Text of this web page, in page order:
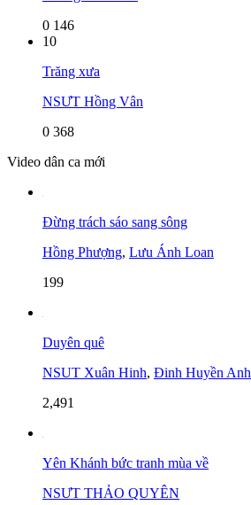
0 146
10
Trăng xưa
NSƯT Hồng Vân
0 368
Video dân ca mới
Đừng trách sáo sang sông
Hồng Phượng, Lưu Ánh Loan
199
Duyên quê
NSUT Xuân Hinh, Đinh Huyền Anh
2,491
Yên Khánh bức tranh mùa về
NSƯT THẢO QUYÊN